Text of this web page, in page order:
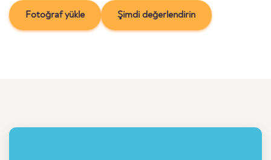
Fotoğraf yükle Şimdi değerlendirin